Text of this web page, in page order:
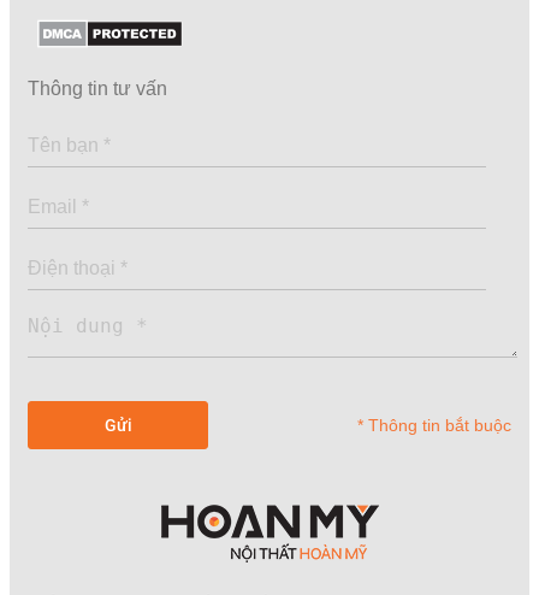
Thông tin tư vấn
* Thông tin bắt buộc